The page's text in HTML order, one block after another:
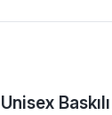
Unisex